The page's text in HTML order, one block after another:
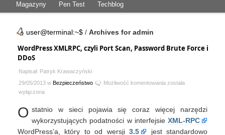
Magazyny
Pen Test Techblog
user@terminal:~$ / Archives for admin
WordPress XMLRPC, czyli Port Scan, Password Brute Force i
DDoS
Napisał: Patryk Krawaczyński
29/05/2013 w Bezpieczeństwo Możliwość komentowania WordPress
Port
Scan,
została
wyłączona
O statnio w sieci pojawia się coraz więcej narzędzi
wykorzystujących podatności w interfejsie XML-RPC
WordPress’a, który to od wersji3.5
jest standardowo